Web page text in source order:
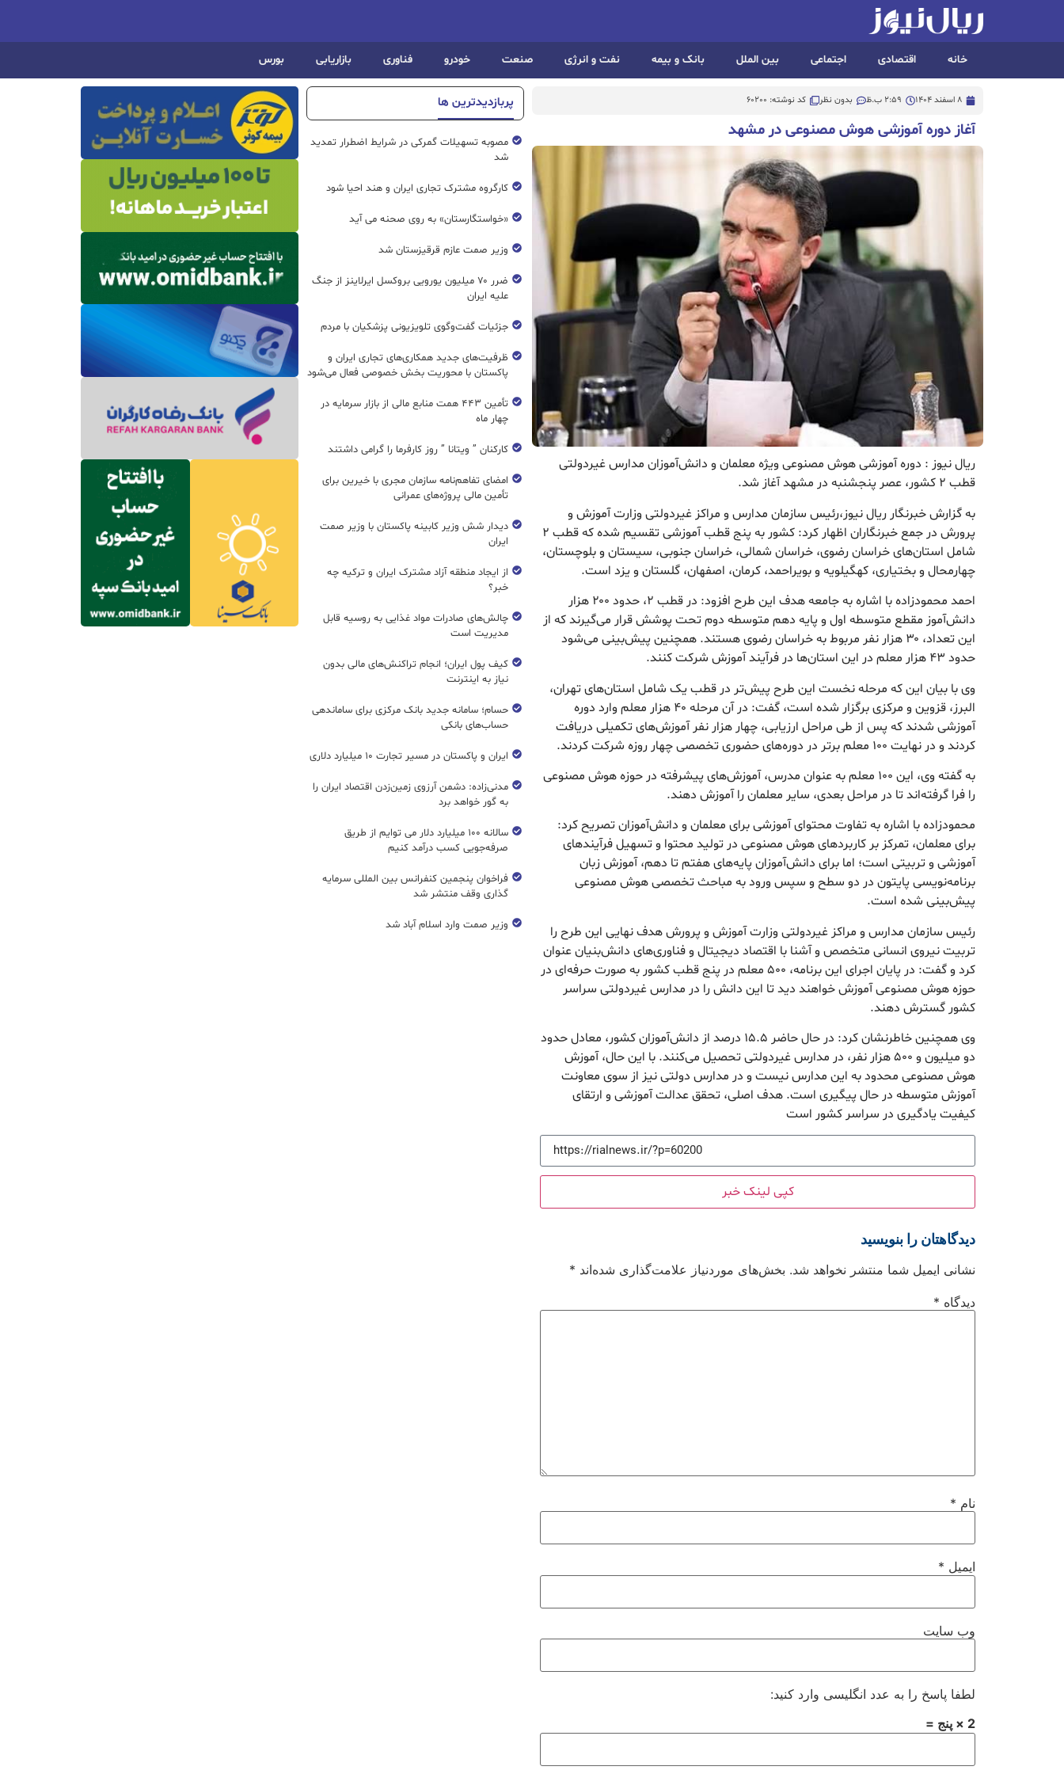
خانه اقتصادی اجتماعی بین الملل بانک و بیمه نفت و انرژی صنعت خودرو فناوری بازاریابی بورس
8 اسفند 1404 2:59 ب.ظ بدون نظر کد نوشته: 60200
آغاز دوره آموزشی هوش مصنوعی در مشهد
ریال نیوز : دوره آموزشی هوش مصنوعی ویژه معلمان و دانش‌آموزان مدارس غیردولتی
قطب ۲ کشور، عصر پنجشنبه در مشهد آغاز شد.
به گزارش خبرنگار ریال نیوز،رئیس سازمان مدارس و مراکز غیردولتی وزارت آموزش و
پرورش در جمع خبرنگاران اظهار کرد: کشور به پنج قطب آموزشی تقسیم شده که قطب ۲
شامل استان‌های خراسان رضوی، خراسان شمالی، خراسان جنوبی، سیستان و بلوچستان،
چهارمحال و بختیاری، کهگیلویه و بویراحمد، کرمان، اصفهان، گلستان و یزد است.
احمد محمودزاده با اشاره به جامعه هدف این طرح افزود: در قطب ۲، حدود ۲۰۰ هزار
دانش‌آموز مقطع متوسطه اول و پایه دهم متوسطه دوم تحت پوشش قرار می‌گیرند که از
این تعداد، ۳۰ هزار نفر مربوط به خراسان رضوی هستند. همچنین پیش‌بینی می‌شود
حدود ۴۳ هزار معلم در این استان‌ها در فرآیند آموزش شرکت کنند.
وی با بیان این که مرحله نخست این طرح پیش‌تر در قطب یک شامل استان‌های تهران،
البرز، قزوین و مرکزی برگزار شده است، گفت: در آن مرحله ۴۰ هزار معلم وارد دوره
آموزشی شدند که پس از طی مراحل ارزیابی، چهار هزار نفر آموزش‌های تکمیلی دریافت
کردند و در نهایت ۱۰۰ معلم برتر در دوره‌های حضوری تخصصی چهار روزه شرکت کردند.
به گفته وی، این ۱۰۰ معلم به عنوان مدرس، آموزش‌های پیشرفته در حوزه هوش مصنوعی
را فرا گرفته‌اند تا در مراحل بعدی، سایر معلمان را آموزش دهند.
محمودزاده با اشاره به تفاوت محتوای آموزشی برای معلمان و دانش‌آموزان تصریح کرد:
برای معلمان، تمرکز بر کاربردهای هوش مصنوعی در تولید محتوا و تسهیل فرآیندهای
آموزشی و تربیتی است؛ اما برای دانش‌آموزان پایه‌های هفتم تا دهم، آموزش زبان
برنامه‌نویسی پایتون در دو سطح و سپس ورود به مباحث تخصصی هوش مصنوعی
پیش‌بینی شده است.
رئیس سازمان مدارس و مراکز غیردولتی وزارت آموزش و پرورش هدف نهایی این طرح را
تربیت نیروی انسانی متخصص و آشنا با اقتصاد دیجیتال و فناوری‌های دانش‌بنیان عنوان
کرد و گفت: در پایان اجرای این برنامه، ۵۰۰ معلم در پنج قطب کشور به صورت حرفه‌ای در
حوزه هوش مصنوعی آموزش خواهند دید تا این دانش را در مدارس غیردولتی سراسر
کشور گسترش دهند.
وی همچنین خاطرنشان کرد: در حال حاضر ۱۵.۵ درصد از دانش‌آموزان کشور، معادل حدود
دو میلیون و ۵۰۰ هزار نفر، در مدارس غیردولتی تحصیل می‌کنند. با این حال، آموزش
هوش مصنوعی محدود به این مدارس نیست و در مدارس دولتی نیز از سوی معاونت
آموزش متوسطه در حال پیگیری است. هدف اصلی، تحقق عدالت آموزشی و ارتقای
کیفیت یادگیری در سراسر کشور است
کپی لینک خبر
دیدگاهتان را بنویسید
نشانی ایمیل شما منتشر نخواهد شد. بخش‌های موردنیاز علامت‌گذاری شده‌اند *
دیدگاه *
نام *
ایمیل *
وب‌ سایت
لطفا پاسخ را به عدد انگلیسی وارد کنید:
2 × پنج =
پربازدیدترین ها
مصوبه تسهیلات گمرکی در شرایط اضطرار تمدید
شد
کارگروه مشترک تجاری ایران و هند احیا شود
«خواستگارستان» به روی صحنه می آید
وزیر صمت عازم قرقیزستان شد
ضرر ۷۰ میلیون یورویی بروکسل ایرلاینز از جنگ
علیه ایران
جزئیات گفت‌وگوی تلویزیونی پزشکیان با مردم
ظرفیت‌های جدید همکاری‌های تجاری ایران و
پاکستان با محوریت بخش خصوصی فعال می‌شود
تأمین ۴۴۳ همت منابع مالی از بازار سرمایه در
چهار ماه
کارکنان ” ویتانا ” روز کارفرما را گرامی داشتند
امضای تفاهم‌نامه سازمان مجری با خیرین برای
تأمین مالی پروژه‌های عمرانی
دیدار شش وزیر کابینه پاکستان با وزير صمت
ایران
از ایجاد منطقه آزاد مشترک ایران و ترکیه چه
خبر؟
چالش‌های صادرات مواد غذایی به روسیه قابل
مدیریت است
کیف پول ایران؛ انجام تراکنش‌های مالی بدون
نیاز به اینترنت
حسام؛ سامانه جدید بانک مرکزی برای ساماندهی
حساب‌های بانکی
ایران و پاکستان در مسیر تجارت ۱۰ میلیارد دلاری
مدنی‌زاده: دشمن آرزوی زمین‌زدن اقتصاد ایران را
به گور خواهد برد
سالانه ۱۰۰ میلیارد دلار می توایم از طریق
صرفه‌جویی کسب درآمد کنیم
فراخوان پنجمین کنفرانس بین المللی سرمایه
گذاری وقف منتشر شد
وزیر صمت وارد اسلام آباد شد